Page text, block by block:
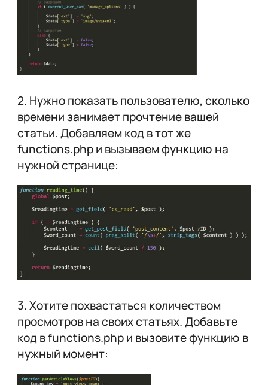
2. Нужно показать пользователю, сколько
времени занимает прочтение вашей
статьи. Добавляем код в тот же
functions.php и вызываем функцию на
нужной странице:
3. Хотите похвастаться количеством
просмотров на своих статьях. Добавьте
код в functions.php и вызовите функцию в
нужный момент: